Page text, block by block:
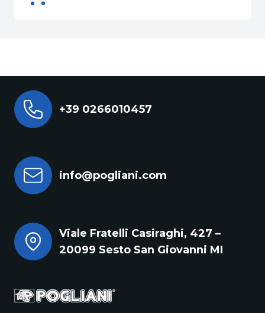
+39 0266010457
info@pogliani.com
Viale Fratelli Casiraghi, 427 –
20099 Sesto San Giovanni MI